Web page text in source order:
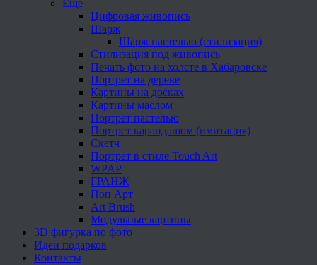
Еще
Цифровая живопись
Шарж
Шарж пастелью (стилизация)
Стилизация под живопись
Печать фото на холсте в Хабаровске
Портрет на дереве
Картины на досках
Картины маслом
Портрет пастелью
Портрет карандашом (имитация)
Скетч
Портрет в стиле Touch Art
WPAP
ГРАНЖ
Поп Арт
Art Brush
Модульные картины
3D фигурка по фото
Идеи подарков
Контакты